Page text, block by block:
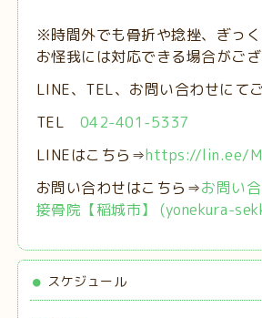
※時間外でも骨折や捻挫、ぎっ
お怪我には対応できる場合がござ
LINE、TEL、お問い合わせにて
TEL 042-401-5337
LINEはこちら⇒https://lin.ee/
お問い合わせはこちら⇒お問い
接骨院【稲城市】 (yonekura-
スケジュール